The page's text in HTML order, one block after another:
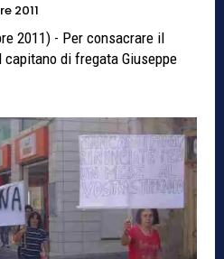
2011
2011) - Per consacrare il
di fregata Giuseppe